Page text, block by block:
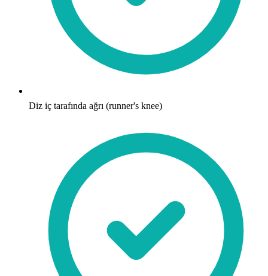
Diz iç tarafında ağrı (runner's knee)